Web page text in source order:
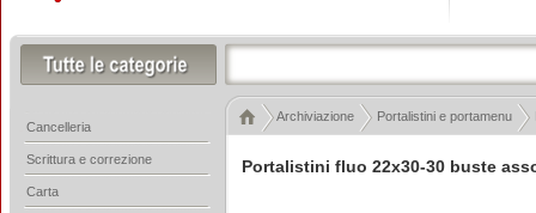
Portalistini fluo 22x30-30 buste
Archiviazione Portalistini e portamenu
Cancelleria
Scrittura e correzione
Carta